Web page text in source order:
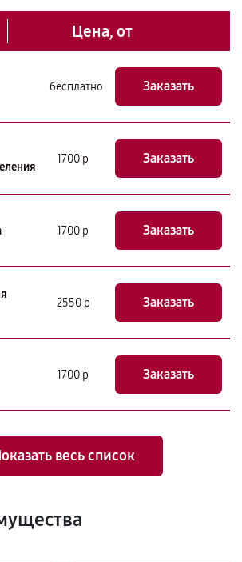
Цена, от
бесплатно Заказать
1700 р Заказать
1700 р Заказать
2550 р Заказать
1700 р Заказать
весь список